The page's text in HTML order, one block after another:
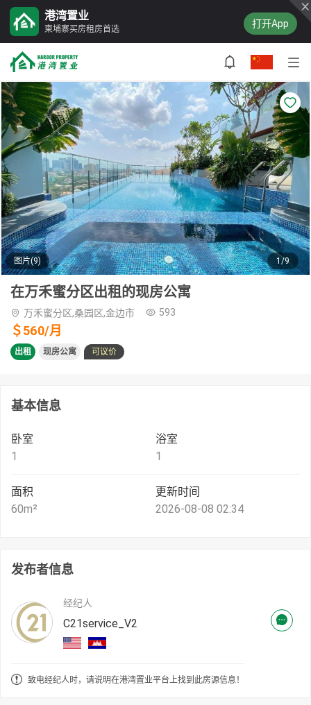
港湾置业
柬埔寨买房租房首选 打开App
图片(9) 1/9
在万禾蜜分区出租的现房公寓
万禾蜜分区,桑园区,金边市 593
＄560/月
出租 现房公寓 可议价
基本信息
卧室
1
浴室
1
面积
60m²
更新时间
2026-08-08 02:34
发布者信息
经纪人
C21service_V2
致电经纪人时，请说明在港湾置业平台上找到此房源信息！